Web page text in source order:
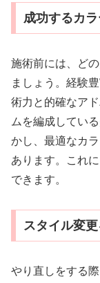
成功するカ
施術前には、ど
ましょう。経験
術力と的確なア
ムを編成してい
かし、最適なカ
あります。これ
できます。
スタイル変
やり直しをする